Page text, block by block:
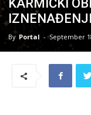
KARMIČKI
By Portal - September